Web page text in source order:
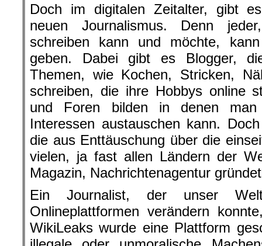
Doch im digitalen Zeitalter, gibt
neuen Journalismus. Denn
schreiben kann und möchte,
geben. Dabei gibt es Blogger,
Themen, wie Kochen, Stricken,
schreiben, die ihre Hobbys online
und Foren bilden in denen man
Interessen austauschen kann.
die aus Enttäuschung über die
vielen, ja fast allen Ländern der
Magazin, Nachrichtenagentur
Ein Journalist, der unser
Onlineplattformen verändern
WikiLeaks wurde eine Plattform